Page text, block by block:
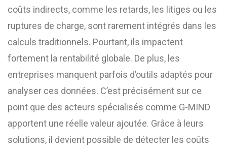
coûts indirects, comme les retards, les litiges ou les
ruptures de charge, sont rarement intégrés dans les
calculs traditionnels. Pourtant, ils impactent
fortement la rentabilité globale. De plus, les
entreprises manquent parfois d’outils adaptés pour
analyser ces données. C’est précisément sur ce
point que des acteurs spécialisés comme G-MIND
apportent une réelle valeur ajoutée. Grâce à leurs
solutions, il devient possible de détecter les coûts